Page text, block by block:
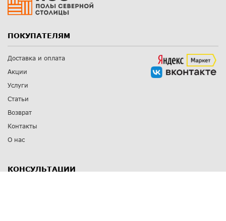
ПОКУПАТЕЛЯМ
Доставка и оплата
Акции
Услуги
Статьи
Возврат
Контакты
О нас
КОНСУЛЬТАЦИИ